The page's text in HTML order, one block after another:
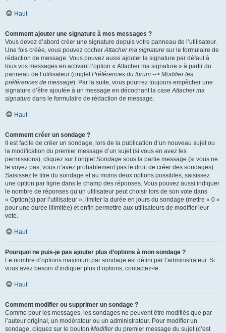
Haut
Comment ajouter une signature à mes messages ?
Vous devez d’abord créer une signature depuis votre panneau de l’utilisateur.
Une fois créée, vous pouvez cocherAttacher ma signature sur le formulaire de
rédaction de message. Vous pouvez aussi ajouter la signature par défaut à
tous vos messages en activant l’option « Attacher ma signature » à partir du
panneau de l’utilisateur (ongletPréférences du forum --> Modifier les
préférences de message). Par la suite, vous pourrez toujours empêcher une
signature d’être ajoutée à un message en décochant la caseAttacher ma
signature dans le formulaire de rédaction de message.
Haut
Comment créer un sondage ?
Il est facile de créer un sondage, lors de la publication d’un nouveau sujet ou
la modification du premier message d’un sujet (si vous en avez les
permissions), cliquez sur l’ongletSondage sous la partie message (si vous ne
le voyez pas, vous n’avez probablement pas le droit de créer des sondages).
Saisissez le titre du sondage et au moins deux options possibles, saisissez
une option par ligne dans le champ des réponses. Vous pouvez aussi indiquer
le nombre de réponses qu’un utilisateur peut choisir lors de son vote dans
« Option(s) par l’utilisateur », limiter la durée en jours du sondage (mettre « 0 »
pour une durée illimitée) et enfin permettre aux utilisateurs de modifier leur
vote.
Haut
Pourquoi ne puis-je pas ajouter plus d’options à mon sondage ?
Le nombre d’options maximum par sondage est défini par l’administrateur. Si
vous avez besoin d’indiquer plus d’options, contactez-le.
Haut
Comment modifier ou supprimer un sondage ?
Comme pour les messages, les sondages ne peuvent être modifiés que par
l’auteur original, un modérateur ou un administrateur. Pour modifier un
sondage, cliquez sur le bouton Modifierdu premier message du sujet (c’est